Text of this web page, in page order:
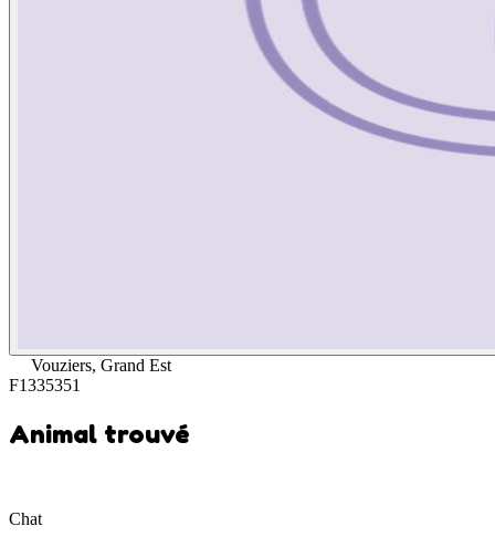
Vouziers, Grand Est
F1335351
Animal trouvé
Chat